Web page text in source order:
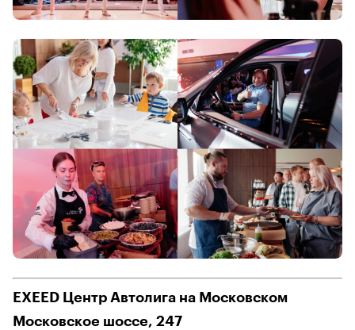
EXEED Центр Автолига на Московском
Московское шоссе, 247